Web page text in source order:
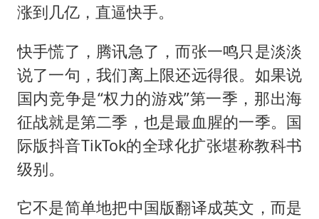
涨到几亿，直逼快手。
快手慌了，腾讯急了，而张一鸣只是淡淡
说了一句，我们离上限还远得很。如果说
国内竞争是“权力的游戏”第一季，那出海
征战就是第二季，也是最血腥的一季。国
际版抖音TikTok的全球化扩张堪称教科书
级别。
它不是简单地把中国版翻译成英文，而是